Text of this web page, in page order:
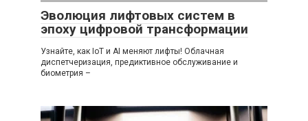
Эволюция лифтовых систем в
эпоху цифровой трансформации
Узнайте, как IoT и AI меняют лифты! Облачная
диспетчеризация, предиктивное обслуживание и
биометрия –